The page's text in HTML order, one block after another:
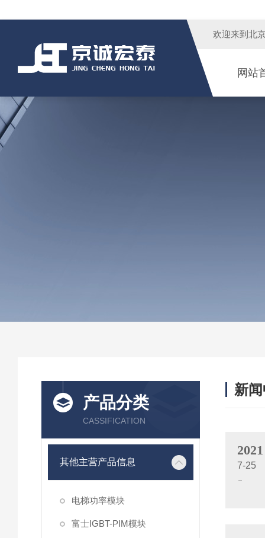
欢迎来到 北
网站
产品分类
CASSIFICATION
其他主营产品信息
电梯功率模块
富士IGBT-PIM模块
新
2021
7-25